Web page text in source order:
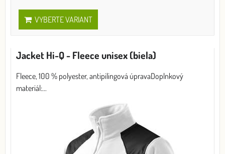
VYBERTE VARIANT
Jacket Hi-Q - Fleece unisex (biela)
Fleece, 100 % polyester, antipilingová úpravaDoplnkový
materiál:...